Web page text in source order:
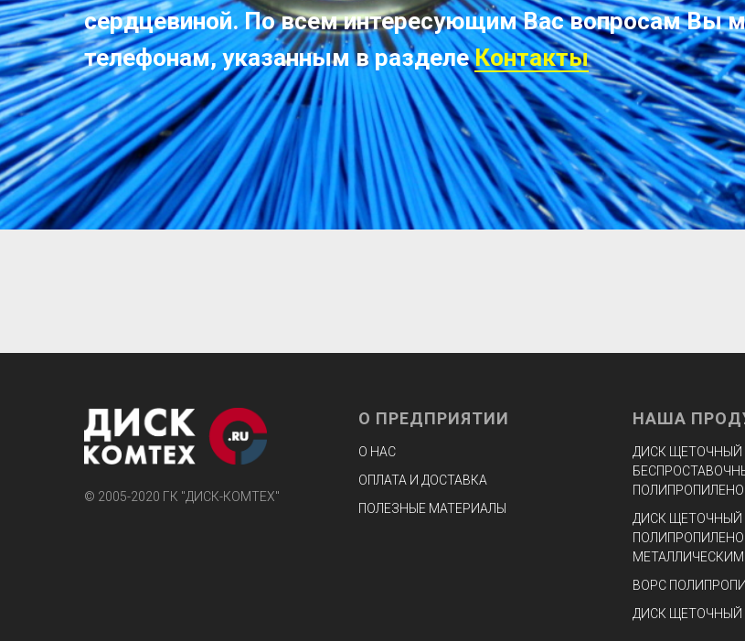
сердцевиной. По всем интересующим Вас вопросам Вы
телефонам, указанным в разделе Контакты
© 2005-2020 ГК "ДИСК-КОМТЕХ"
О ПРЕДПРИЯТИИ
О НАС
ОПЛАТА И ДОСТАВКА
ПОЛЕЗНЫЕ МАТЕРИАЛЫ
НАША
ДИСК ЩЕТОЧНЫЙ
ДИСК ЩЕТОЧНЫЙ
ВОРС
ДИСК ЩЕТОЧНЫЙ